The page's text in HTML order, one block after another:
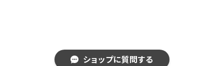
ショップに質問する